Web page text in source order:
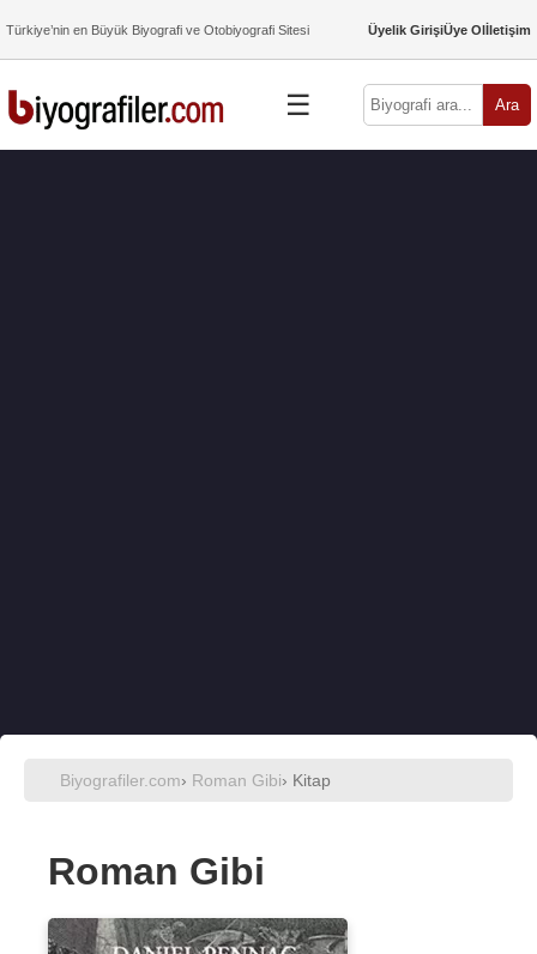
Türkiye’nin en Büyük Biyografi ve Otobiyografi Sitesi Üyelik GirişiÜye Olİletişim
☰ Ara
Biyografiler.com› Roman Gibi› Kitap
Roman Gibi